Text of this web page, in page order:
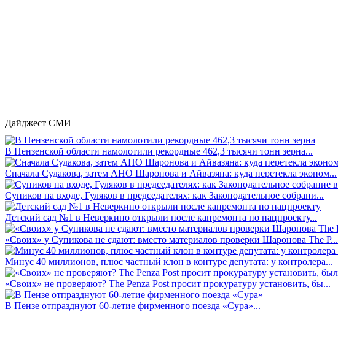
Дайджест СМИ
В Пензенской области намолотили рекордные 462,3 тысячи тонн зерна...
Сначала Судакова, затем АНО Шаронова и Айвазяна: куда перетекла эконом...
Супиков на входе, Гуляков в председателях: как Законодательное собрани...
Детский сад №1 в Неверкино открыли после капремонта по нацпроекту...
«Своих» у Супикова не сдают: вместо материалов проверки Шаронова The P...
Минус 40 миллионов, плюс частный клон в контуре депутата: у контролера...
«Своих» не проверяют? The Penza Post просит прокуратуру установить, бы...
В Пензе отпразднуют 60-летие фирменного поезда «Сура»...